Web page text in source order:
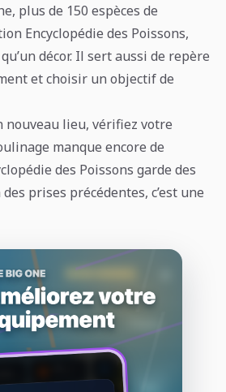
plus de 150 espèces de
Encyclopédie des Poissons,
décor. Il sert aussi de repère
et choisir un objectif de
nouveau lieu, vérifiez votre
manque encore de
des Poissons garde des
prises précédentes, c’est une